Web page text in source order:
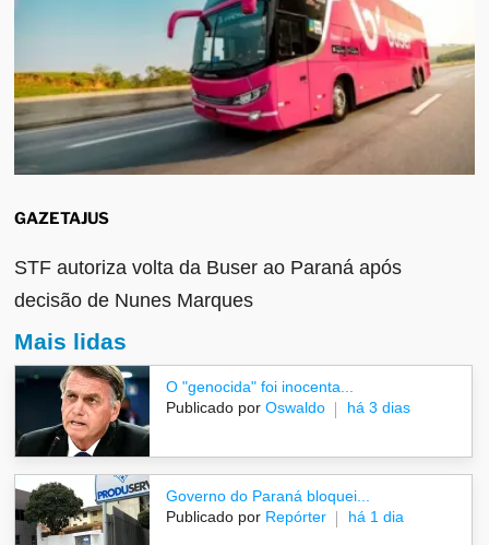
GAZETAJUS
STF autoriza volta da Buser ao Paraná após
decisão de Nunes Marques
Mais lidas
O "genocida" foi inocenta...
Publicado por Oswaldo há 3 dias
Governo do Paraná bloquei...
Publicado por Repórter há 1 dia